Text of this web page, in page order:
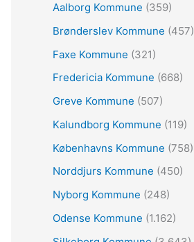
t
e
r
:
Aalborg Kommune (359)
Brønderslev Kommune (457)
Faxe Kommune (321)
Fredericia Kommune (668)
Greve Kommune (507)
Kalundborg Kommune (119)
Københavns Kommune (758)
Norddjurs Kommune (450)
Nyborg Kommune (248)
Odense Kommune (1.162)